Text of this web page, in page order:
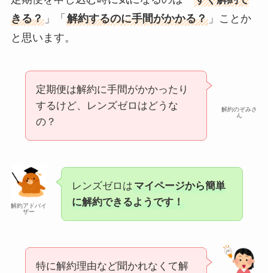
きる？」「 解約するのに手間がかかる？」ことか
と思います。
解約のぞみさ
ん
定期便は解約に手間がかかったり
するけど、レンズゼロはどうな
の？
解約アドバイ
ザー
レンズゼロは マイページから簡単
に解約できるようです！
特に解約理由など聞かれなくて解